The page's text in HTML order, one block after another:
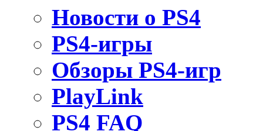
Новости о PS4
PS4-игры
Обзоры PS4-игр
PlayLink
PS4 FAQ